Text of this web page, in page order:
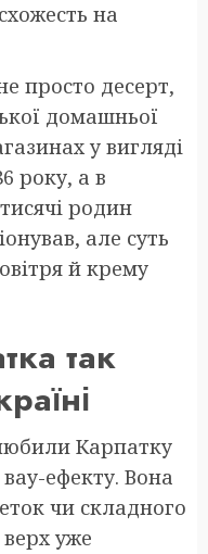
на
просто десерт,
домашньої
у вигляді
року, а в
родин
але суть
й крему
так
Карпатку
ефекту. Вона
чи складного
уже